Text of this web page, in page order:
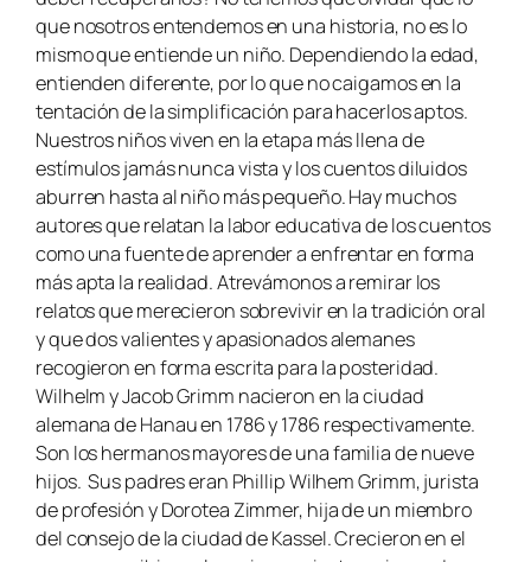
que nosotros entendemos en una historia, no es lo
mismo que entiende un niño. Dependiendo la edad,
entienden diferente, por lo que no caigamos en la
tentación de la simplificación para hacerlos aptos.
Nuestros niños viven en la etapa más llena de
estímulos jamás nunca vista y los cuentos diluidos
aburren hasta al niño más pequeño. Hay muchos
autores que relatan la labor educativa de los cuentos
como una fuente de aprender a enfrentar en forma
más apta la realidad. Atrevámonos a remirar los
relatos que merecieron sobrevivir en la tradición oral
y que dos valientes y apasionados alemanes
recogieron en forma escrita para la posteridad.
Wilhelm y Jacob Grimm nacieron en la ciudad
alemana de Hanau en 1786 y 1786 respectivamente.
Son los hermanos mayores de una familia de nueve
hijos. Sus padres eran Phillip Wilhem Grimm, jurista
de profesión y Dorotea Zimmer, hija de un miembro
del consejo de la ciudad de Kassel. Crecieron en el